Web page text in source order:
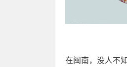
在闽南，没人不